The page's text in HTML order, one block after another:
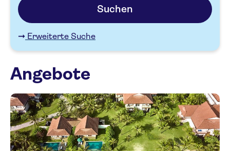
Suchen
Erweiterte Suche
Angebote